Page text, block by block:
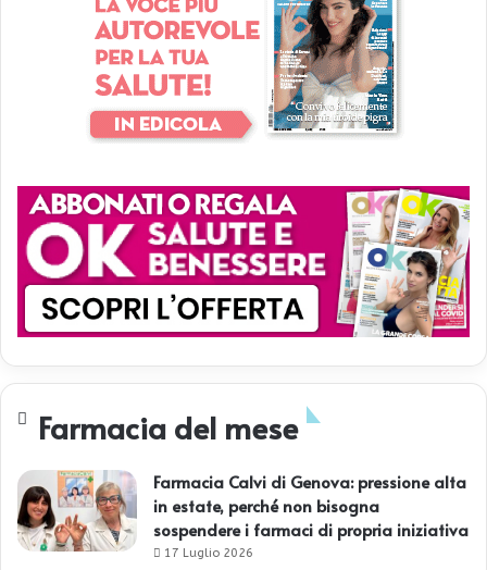
Farmacia del mese
Farmacia Calvi di Genova: pressione alta
in estate, perché non bisogna
sospendere i farmaci di propria iniziativa
17 Luglio 2026